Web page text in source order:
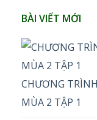
BÀI VIẾT MỚI
CHƯƠNG
MÙA 2 TẬP 1